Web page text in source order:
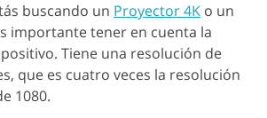
buscando un Proyector 4K o un
importante tener en cuenta la
Tiene una resolución de
que es cuatro veces la resolución
1080.